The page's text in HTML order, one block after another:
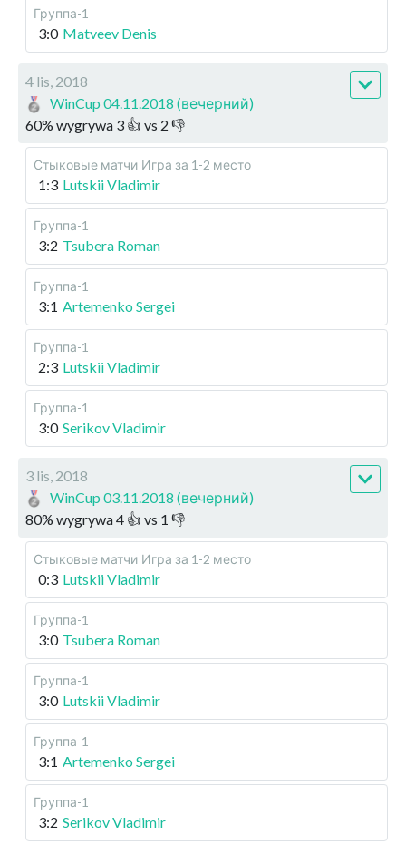
Группа-1
3:0 Matveev Denis
4 lis, 2018
WinCup 04.11.2018 (вечерний)
60% wygrywa 3 👍 vs 2 👎
Стыковые матчи Игра за 1-2 место
1:3 Lutskii Vladimir
Группа-1
3:2 Tsubera Roman
Группа-1
3:1 Artemenko Sergei
Группа-1
2:3 Lutskii Vladimir
Группа-1
3:0 Serikov Vladimir
3 lis, 2018
WinCup 03.11.2018 (вечерний)
80% wygrywa4 👍 vs 1 👎
Стыковые матчи Игра за 1-2 место
0:3 Lutskii Vladimir
Группа-1
3:0 Tsubera Roman
Группа-1
3:0 Lutskii Vladimir
Группа-1
3:1 Artemenko Sergei
Группа-1
3:2 Serikov Vladimir